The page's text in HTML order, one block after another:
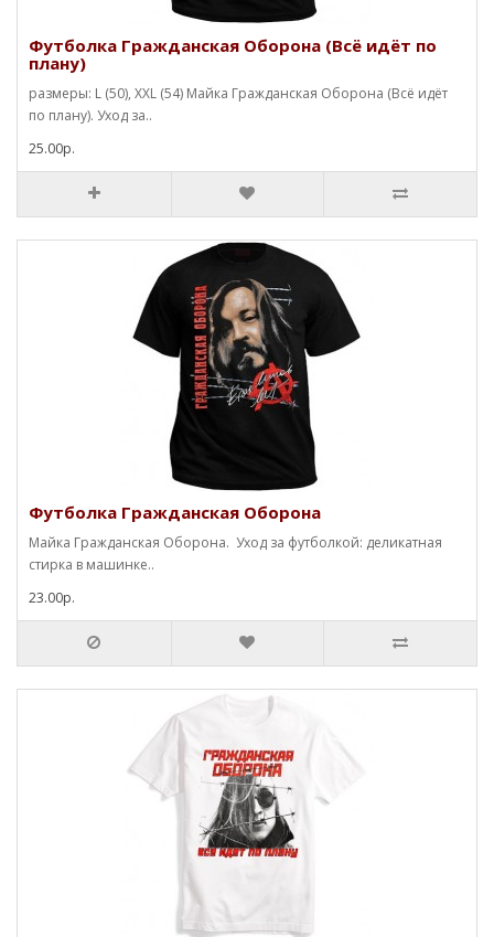
Футболка Гражданская Оборона (Всё идёт по
плану)
размеры: L (50), XXL (54) Майка Гражданская Оборона (Всё идёт
по плану). Уход за..
25.00р.
Футболка Гражданская Оборона
Майка Гражданская Оборона. Уход за футболкой: деликатная
стирка в машинке..
23.00р.